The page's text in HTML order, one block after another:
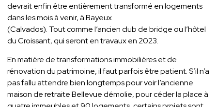
devrait enfin être entièrement transformé en logements
dans les mois à venir, à Bayeux
(Calvados). Tout comme l’ancien club de bridge ou l’hôtel
du Croissant, qui seront en travaux en 2023.
En matière de transformations immobilières et de
rénovation du patrimoine, il faut parfois être patient. S’il n’a
pas fallu attendre bien longtemps pour voir l’ancienne
maison de retraite Bellevue démolie, pour céder la place à